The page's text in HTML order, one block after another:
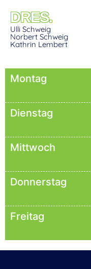
DRES.
Ulli Schweig
Norbert Schweig
Kathrin Lembert
Montag
Dienstag
Mittwoch
Donnerstag
Freitag